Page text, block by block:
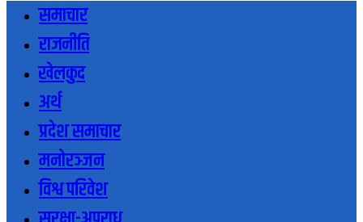
समाचार
राजनीति
खेलकुद
अर्थ
प्रदेश समाचार
मनोरञ्जन
विश्व परिवेश